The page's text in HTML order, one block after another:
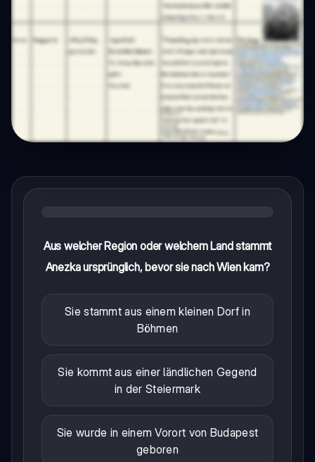
Aus welcher Region oder welchem Land stammt
Anezka ursprünglich, bevor sie nach Wien kam?
Sie stammt aus einem kleinen Dorf in
Böhmen
Sie kommt aus einer ländlichen Gegend
in der Steiermark
Sie wurde in einem Vorort von Budapest
geboren